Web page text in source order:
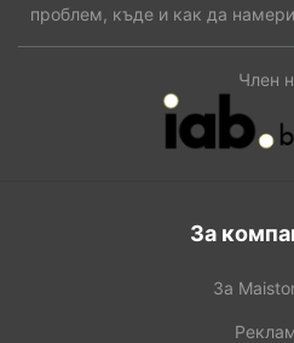
проблем, къде и как да
Член
За
За